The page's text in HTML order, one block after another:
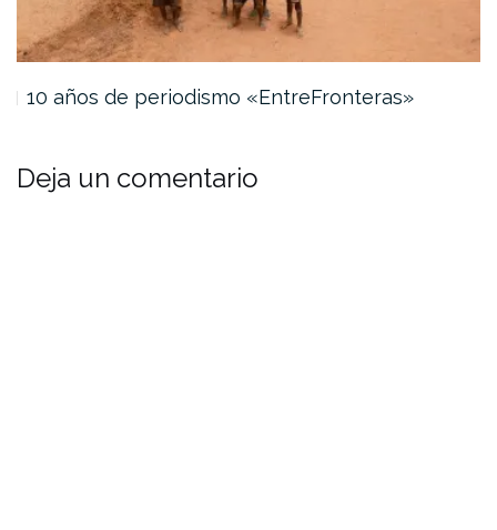
10 años de periodismo «EntreFronteras»
Deja un comentario